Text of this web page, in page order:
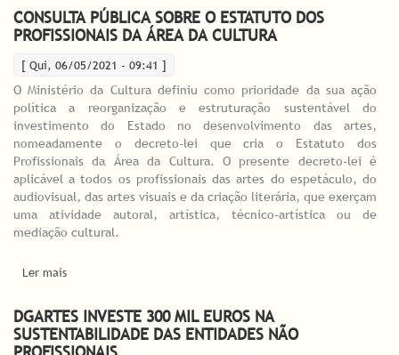
artísticas da dança, do teatro e de cruzamento disciplinar
CONSULTA PÚBLICA SOBRE O ESTATUTO DOS
PROFISSIONAIS DA ÁREA DA CULTURA
[ Qui, 06/05/2021 - 09:41 ]
O Ministério da Cultura definiu como prioridade da sua ação
política a reorganização e estruturação sustentável do
investimento do Estado no desenvolvimento das artes,
nomeadamente o decreto-lei que cria o Estatuto dos
Profissionais da Área da Cultura. O presente decreto-lei é
aplicável a todos os profissionais das artes do espetáculo, do
audiovisual, das artes visuais e da criação literária, que exerçam
uma atividade autoral, artística, técnico-artística ou de
mediação cultural.
Ler mais
DGARTES INVESTE 300 MIL EUROS NA
SUSTENTABILIDADE DAS ENTIDADES NÃO